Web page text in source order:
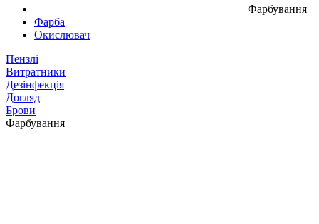
Фарбування
Фарба
Окислювач
Пензлі
Витратники
Дезінфекція
Догляд
Брови
Фарбування